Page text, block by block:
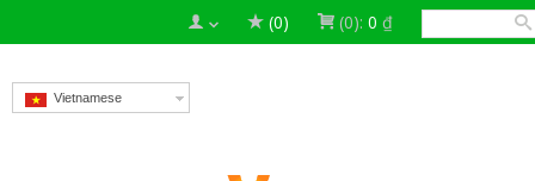
(0) (0): 0 ₫
Vietnamese